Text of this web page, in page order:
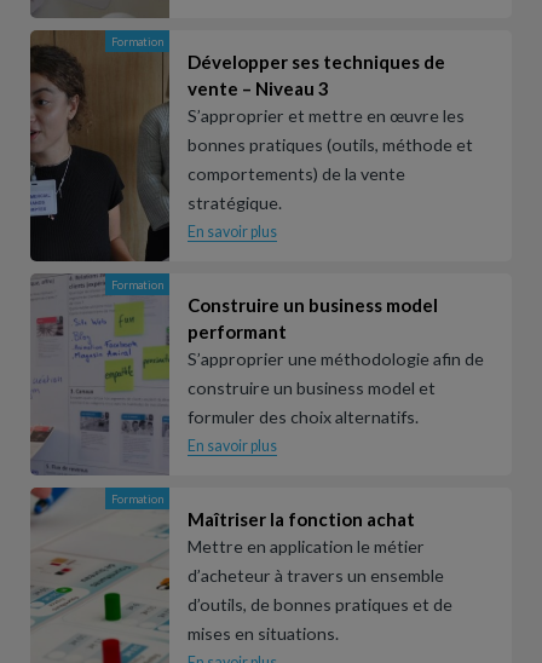
Formation
Développer ses techniques de
vente – Niveau 3
S’approprier et mettre en œuvre les
bonnes pratiques (outils, méthode et
comportements) de la vente
stratégique.
En savoir plus
Formation
Construire un business model
performant
S’approprier une méthodologie afin de
construire un business model et
formuler des choix alternatifs.
En savoir plus
Formation
Maîtriser la fonction achat
Mettre en application le métier
d’acheteur à travers un ensemble
d’outils, de bonnes pratiques et de
mises en situations.